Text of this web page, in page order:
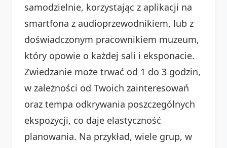
samodzielnie, korzystając z aplikacji na
smartfona z audioprzewodnikiem, lub z
doświadczonym pracownikiem muzeum,
który opowie o każdej sali i eksponacie.
Zwiedzanie może trwać od 1 do 3 godzin,
w zależności od Twoich zainteresowań
oraz tempa odkrywania poszczególnych
ekspozycji, co daje elastyczność
planowania. Na przykład, wiele grup, w